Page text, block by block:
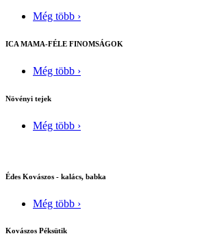
Még több ›
ICA MAMA-FÉLE FINOMSÁGOK
Még több ›
Növényi tejek
Még több ›
Édes Kovászos - kalács, babka
Még több ›
Kovászos Péksütik